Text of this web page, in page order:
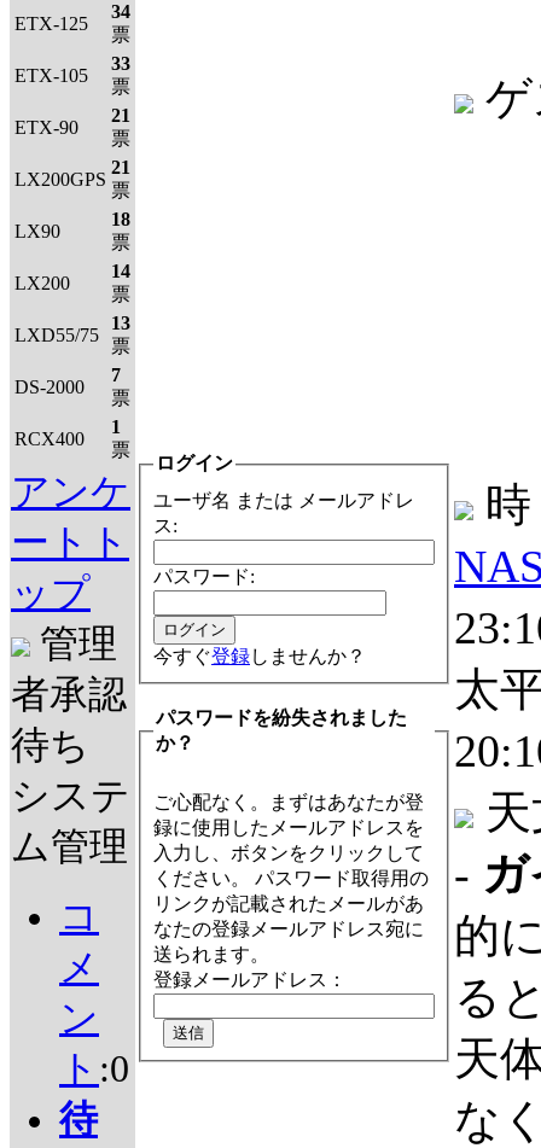
ETX-125
34
票
ETX-105
33
票
ETX-90
21
票
LX200GPS
21
票
LX90
18
票
LX200
14
票
LXD55/75
13
票
DS-2000
7
票
RCX400
1
票
アンケ
ートト
ップ
管理
者承認
待ち
システ
ム管理
コ
メ
ン
ト :0
待
ログイン
ユーザ名 または メールアドレ
ス:
パスワード:
今すぐ登録しませんか？
パスワードを紛失されました
か？
ご心配なく。まずはあなたが登
録に使用したメールアドレスを
入力し、ボタンをクリックして
ください。 パスワード取得用の
リンクが記載されたメールがあ
なたの登録メールアドレス宛に
送られます。
登録メールアドレス：
太
-
的
る
天
な